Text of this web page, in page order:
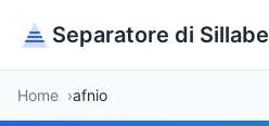
Separatore di Sillabe
Home afnio